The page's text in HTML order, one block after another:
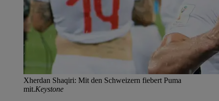
Xherdan Shaqiri: Mit den Schweizern fiebert Puma
mit.Keystone